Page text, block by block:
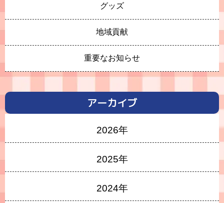
グッズ
地域貢献
重要なお知らせ
アーカイブ
2026年
2025年
2024年